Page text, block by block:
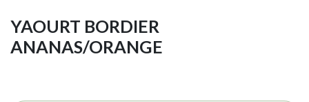
YAOURT BORDIER
ANANAS/ORANGE